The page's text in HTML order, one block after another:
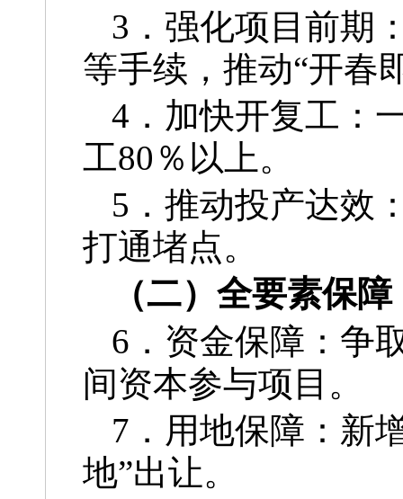
3．强化项目前期
等手续，推动“开春
4．加快开复工：
工80％以上。
5．推动投产达效
打通堵点。
（二）全要素保
6．资金保障：争
间资本参与项目。
7．用地保障：新
地”出让。